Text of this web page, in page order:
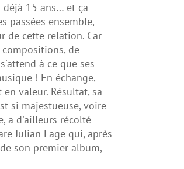
déjà 15 ans… et ça
passées ensemble,
de cette relation. Car
de
à ce que ses
! En échange,
valeur. Résultat, sa
si majestueuse, voire
a d'ailleurs récolté
Julian Lage qui, après
son premier album,